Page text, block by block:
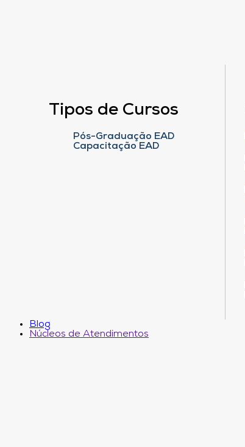
Tipos de Cursos
Pós-Graduação EAD
Capacitação EAD
Blog
Núcleos de Atendimentos